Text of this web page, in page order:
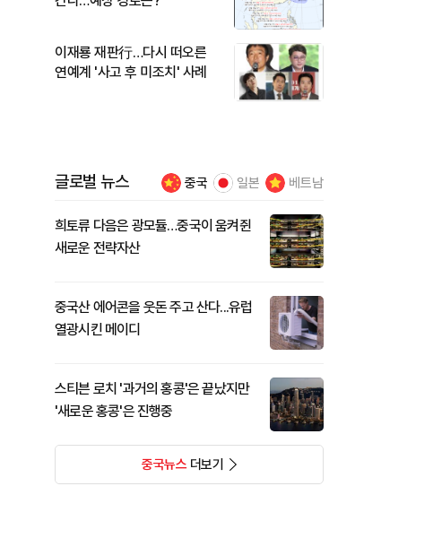
이재룡 재판行…다시 떠오른
연예계 '사고 후 미조치' 사례
글로벌 뉴스 중국 일본 베트남
희토류 다음은 광모듈…중국이 움켜쥔
새로운 전략자산
중국산 에어콘을 웃돈 주고 산다...유럽
열광시킨 메이디
스티븐 로치 '과거의 홍콩'은 끝났지만
'새로운 홍콩'은 진행중
중국뉴스더보기